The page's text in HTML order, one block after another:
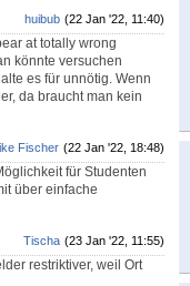
(22 Jan '22, 11:40)
huibub
at totally wrong
könnte versuchen
es für unnötig. Wenn
da braucht man kein
(22 Jan '22, 18:48)
Fischer
für Studenten
über einfache
(23 Jan '22, 11:55)
Tischa
restriktiver, weil Ort